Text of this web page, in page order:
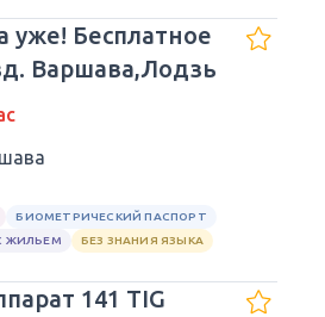
уже! Бесплатное
Варшава,Лодзь
БИОМЕТРИЧЕСКИЙ ПАСПОРТ
ЖИЛЬЕМ БЕЗ ЗНАНИЯ ЯЗЫКА
141 TIG